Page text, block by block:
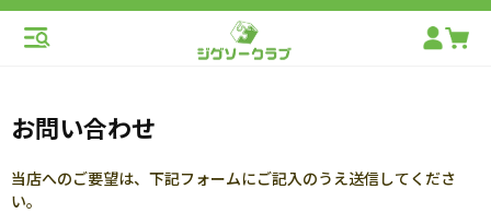
お問い合わせ
当店へのご要望は、下記フォームにご記入のうえ送信してくださ
い。